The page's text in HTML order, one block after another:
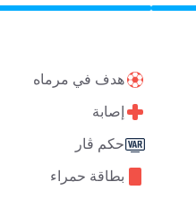
هدف في مرماه
إصابة
حكم ڤار
بطاقة حمراء